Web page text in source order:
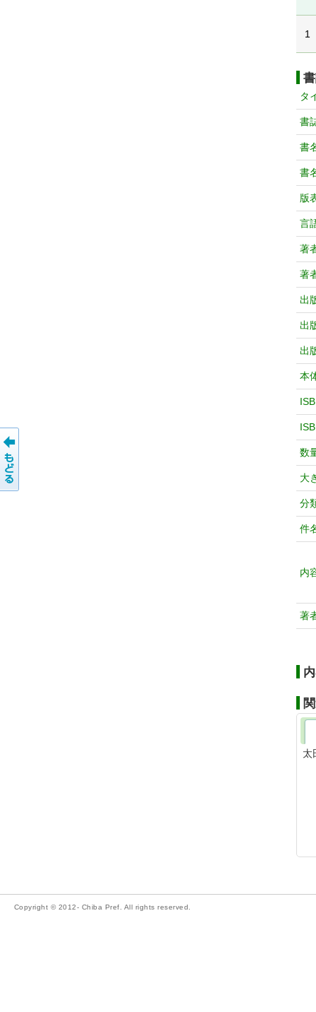
1
タ
書
書
書
版
言
著
著
出
出
出
本
数
大
分
件
内
著
太
Copyright © 2012- Chiba Pref. All rights reserved.